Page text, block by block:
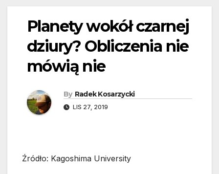
Planety wokół czarnej
dziury? Obliczenia nie
mówią nie
By Radek Kosarzycki
LIS 27, 2019
Źródło: Kagoshima University